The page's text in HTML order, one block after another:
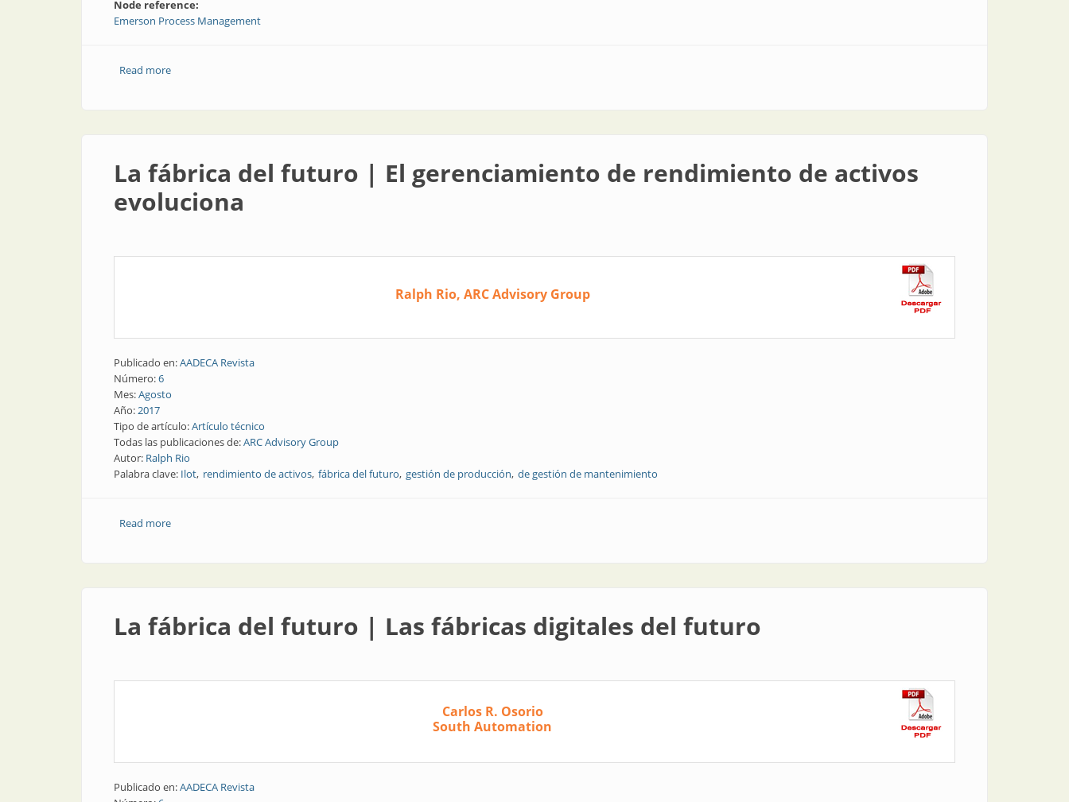
Node reference:
Emerson Process Management
Read moreabout La fábrica del futuro | Emerson, la Ilot del año
La fábrica del futuro | El gerenciamiento de rendimiento de activos
evoluciona
Ralph Rio, ARC Advisory Group
Publicado en:AADECA Revista
Número:6
Mes:Agosto
Año:2017
Tipo de artículo:Artículo técnico
Todas las publicaciones de:ARC Advisory Group
Autor: Ralph Rio
Palabra clave: Ilot rendimiento de activos fábrica del futuro gestión de producción de gestión de mantenimiento
Read moreabout La fábrica del futuro | El gerenciamiento de rendimiento de activos evoluciona
La fábrica del futuro | Las fábricas digitales del futuro
Carlos R. Osorio
South Automation
Publicado en:AADECA Revista